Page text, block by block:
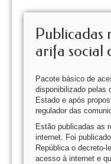
Publicadas
arifa social
Pacote básico de
disponibilizado pelas
Estado e após
regulador das
Estão publicadas as
internet. Foi
República o decreto-
acesso à internet e